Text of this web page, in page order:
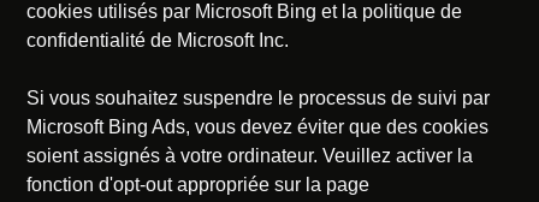
cookies utilisés par Microsoft Bing et la politique de
confidentialité de Microsoft Inc.
Si vous souhaitez suspendre le processus de suivi par
Microsoft Bing Ads, vous devez éviter que des cookies
soient assignés à votre ordinateur. Veuillez activer la
fonction d'opt-out appropriée sur la page